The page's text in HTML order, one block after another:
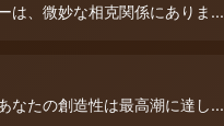
は、微妙な相克関係にありま...
なたの創造性は最高潮に達し...